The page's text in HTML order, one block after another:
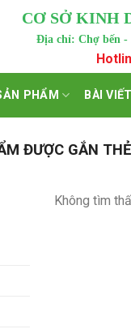
CƠ SỞ KINH
Địa chỉ: Chợ bến -
PHẨM BÀI VIẾT
ĐƯỢC GẮN
Không tìm